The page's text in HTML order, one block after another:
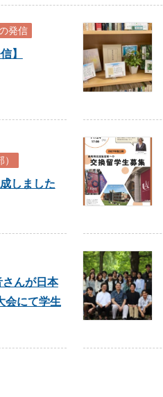
発信
】
しました
んが日本
会にて学生